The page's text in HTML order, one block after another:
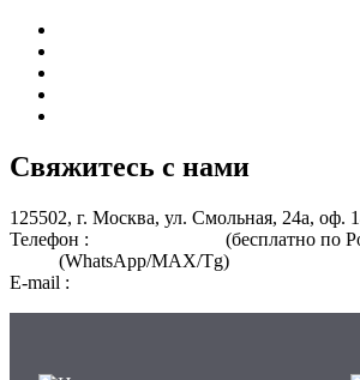
Свяжитесь с нами
125502, г. Москва, ул. Смольная, 24а, оф.
Телефон :
(бесплатно по
(WhatsApp/MAX/Tg)
E-mail :